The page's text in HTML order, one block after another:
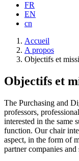
FR
EN
cn
d'Ariane
Accueil
A propos
Objectifs et
Objectifs et
The Purchasing and
professors,
interested in the same
function. Our chair
aspect, in the form of
partner companies and